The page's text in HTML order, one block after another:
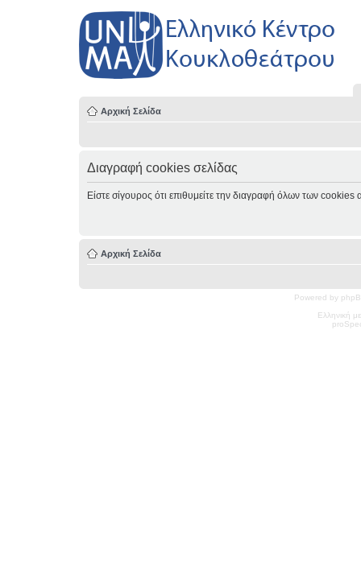
Αρχική Σελίδα
Διαγραφή cookies σελίδας
Είστε σίγουρος ότι επιθυμείτε την διαγραφή όλων των cookies
Αρχική Σελίδα
Powered by
Ελληνική
pro